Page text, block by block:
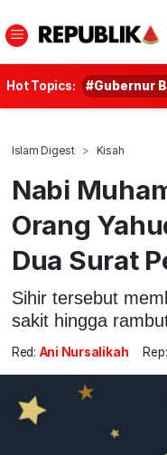
Hot Topics: #Gubernur
Islam Digest Kisah
Nabi
Orang
Dua Surat
Sihir tersebut
sakit hingga
Red: Ani Nursalikah Rep: